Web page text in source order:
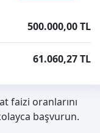
500.000,00 TL
61.060,27 TL
faizi oranlarını
başvurun.